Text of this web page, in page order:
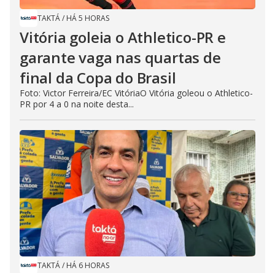
TAKTÁ/ HÁ 5 HORAS
Vitória goleia o Athletico-PR e
garante vaga nas quartas de
final da Copa do Brasil
Foto: Victor Ferreira/EC VitóriaO Vitória goleou o Athletico-
PR por 4 a 0 na noite desta...
TAKTÁ/ HÁ 6 HORAS